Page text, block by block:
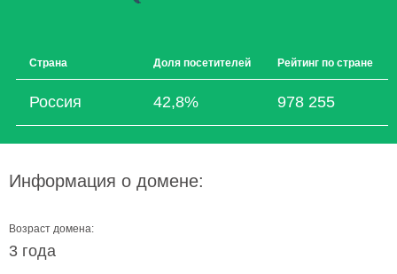
Страна Доля посетителей Рейтинг по стране
Россия 42,8% 978 255
Информация о домене:
Возраст домена:
3 года